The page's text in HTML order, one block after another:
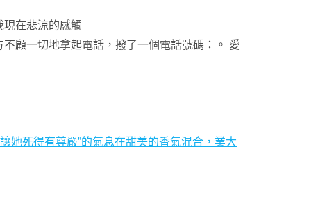
在悲涼的感觸
顧一切地拿起電話，撥了一個電話號碼：。 愛
她死得有尊嚴”的氣息在甜美的香氣混合，業大